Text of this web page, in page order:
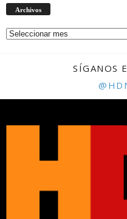
Archivos
SÍGANOS